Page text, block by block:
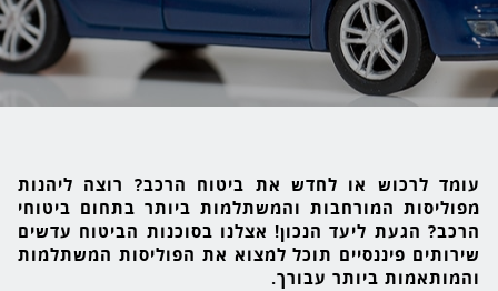
עומד לרכוש או לחדש את ביטוח הרכב? רוצה ליהנות
מפוליסות המורחבות והמשתלמות ביותר בתחום ביטוחי
הרכב? הגעת ליעד הנכון! אצלנו בסוכנות הביטוח עדשים
שירותים פיננסיים תוכל למצוא את הפוליסות המשתלמות
והמותאמות ביותר עבורך.